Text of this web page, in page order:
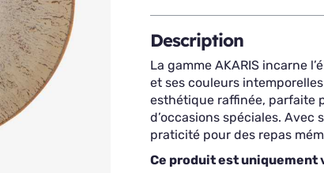
assiette
calotte
Description
La gamme AKARIS incarne
et ses couleurs
esthétique raffinée, parfaite
d’occasions spéciales.
praticité pour des repas
Ce produit est uniquement